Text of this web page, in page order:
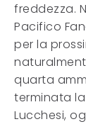
freddezza.
Pacifico
per la
quarta
terminata
Lucchesi,